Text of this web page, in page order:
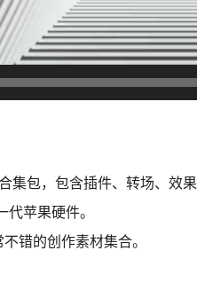
集包，包含插件、转场、效
苹果硬件。
错的创作素材集合。